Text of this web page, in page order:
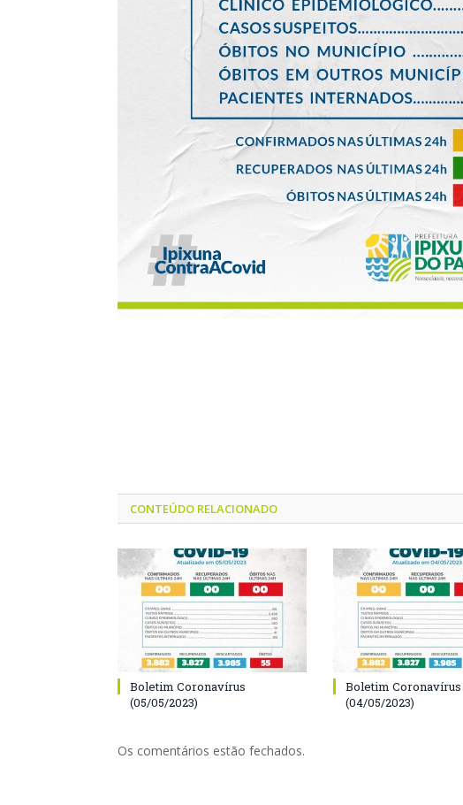
CONTEÚDO RELACIONADO
Boletim Coronavírus
(05/05/2023)
Boletim Coronavírus
(04/05/2023)
Os comentários estão fechados.